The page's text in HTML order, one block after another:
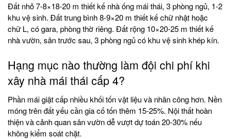
Đất nhỏ 7-8×18-20 m thiết kế nhà ống mái thái, 3 phòng ngủ, 1-2
khu vệ sinh. Đất trung bình 8-9×20 m thiết kế chữ nhật hoặc
chữ L, có gara, phòng thờ riêng. Đất rộng 10×20-25 m thiết kế
nhà vườn, sân trước sau, 3 phòng ngủ có khu vệ sinh khép kín.
Hạng mục nào thường làm đội chi phí khi
xây nhà mái thái cấp 4?
Phần mái giật cấp nhiều khối tốn vật liệu và nhân công hơn. Nền
móng trên đất yếu cần gia cố tốn thêm 15-25%. Nội thất hoàn
thiện và cảnh quan sân vườn dễ vượt dự toán 20-30% nếu
không kiểm soát chặt.